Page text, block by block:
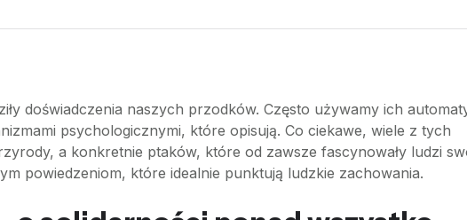
doświadczenia naszych przodków. Często używamy ich
psychologicznymi, które opisują. Co ciekawe, wiele z tych
a konkretnie ptaków, które od zawsze fascynowały ludzi
powiedzeniom, które idealnie punktują ludzkie zachowania.